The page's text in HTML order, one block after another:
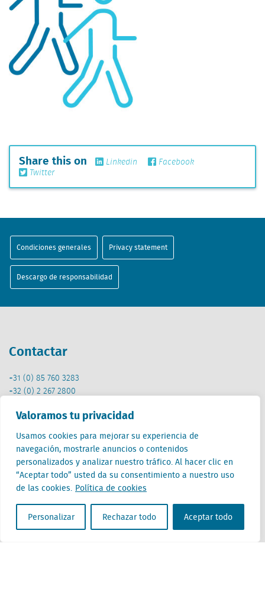
Valoramos tu privacidad
Usamos cookies para mejorar su experiencia de
navegación, mostrarle anuncios o contenidos
personalizados y analizar nuestro tráfico. Al hacer clic en
“Aceptar todo” usted da su consentimiento a nuestro uso
de las cookies. Política de cookies
Personalizar Rechazar todo Aceptar todo
Share this on Linkedin
Facebook
Twitter
Condiciones generales Privacy statement
Descargo de responsabilidad
Contactar
+31 (0) 85 760 3283
+32 (0) 2 267 2800
es@locatus.com
Oficina
Países Bajos (HQ)
Creative Valley
Stationsplein 32
3511 ED Utrecht